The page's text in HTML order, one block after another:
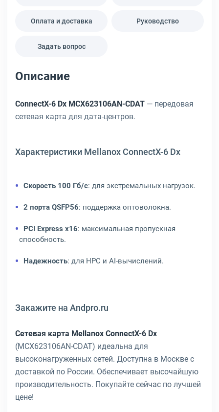
Оплата и доставка Руководство
Задать вопрос
Описание
ConnectX-6 Dx MCX623106AN-CDAT — передовая
сетевая карта для дата-центров.
Характеристики Mellanox ConnectX-6 Dx
Скорость 100 Гб/с: для экстремальных нагрузок.
2 порта QSFP56: поддержка оптоволокна.
PCI Express x16: максимальная пропускная
способность.
Надежность: для HPC и AI-вычислений.
Закажите на Andpro.ru
Сетевая карта Mellanox ConnectX-6 Dx
(MCX623106AN-CDAT) идеальна для
высоконагруженных сетей. Доступна в Москве с
доставкой по России. Обеспечивает высочайшую
производительность. Покупайте сейчас по лучшей
цене!